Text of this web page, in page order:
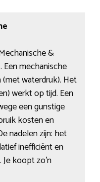
&
mechanische
waterdruk). Het
werkt op tijd. Een
een gunstige
kosten en
nadelen zijn: het
inefficiënt en
koopt zo’n